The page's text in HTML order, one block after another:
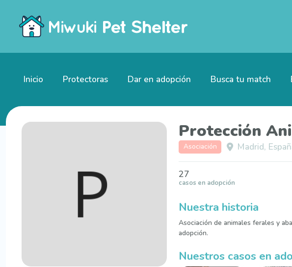
Inicio Protectoras Dar en adopción Busca tu match
Protección
Asociación Madrid,
27
casos en adopción
Nuestra historia
Asociación de animales ferales y
adopción.
Nuestros casos en